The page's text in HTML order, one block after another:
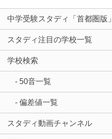
中学受験スタディ「首都圏版」
スタディ注目の学校一覧
学校検索
- 50音一覧
- 偏差値一覧
スタディ動画チャンネル